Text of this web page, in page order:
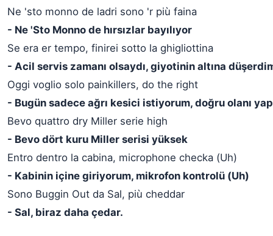
Ne 'sto monno de ladri sono 'r più faina
- Ne 'Sto Monno de hırsızlar bayılıyor
Se era er tempo, finirei sotto la ghigliottina
- Acil servis zamanı olsaydı, giyotinin altına
Oggi voglio solo painkillers, do the right
- Bugün sadece ağrı kesici istiyorum, doğru olanı yap
Bevo quattro dry Miller serie high
- Bevo dört kuru Miller serisi yüksek
Entro dentro la cabina, microphone checka (Uh)
- Kabinin içine giriyorum, mikrofon kontrolü (Uh)
Sono Buggin Out da Sal, più cheddar
- Sal, biraz daha çedar.